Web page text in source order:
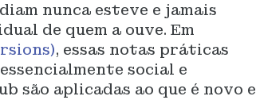
nunca esteve e jamais
de quem a ouve. Em
, essas notas práticas
social e
são aplicadas ao que é novo e